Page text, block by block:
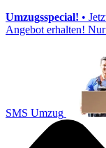
Umzugsspecial! •
Angebot erhalten!
SMS Umzug